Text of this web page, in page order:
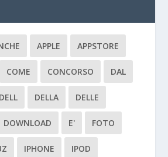
APPLE APPSTORE
COME CONCORSO DAL
DELL DELLA DELLE
DOWNLOAD E' FOTO
IPHONE IPOD